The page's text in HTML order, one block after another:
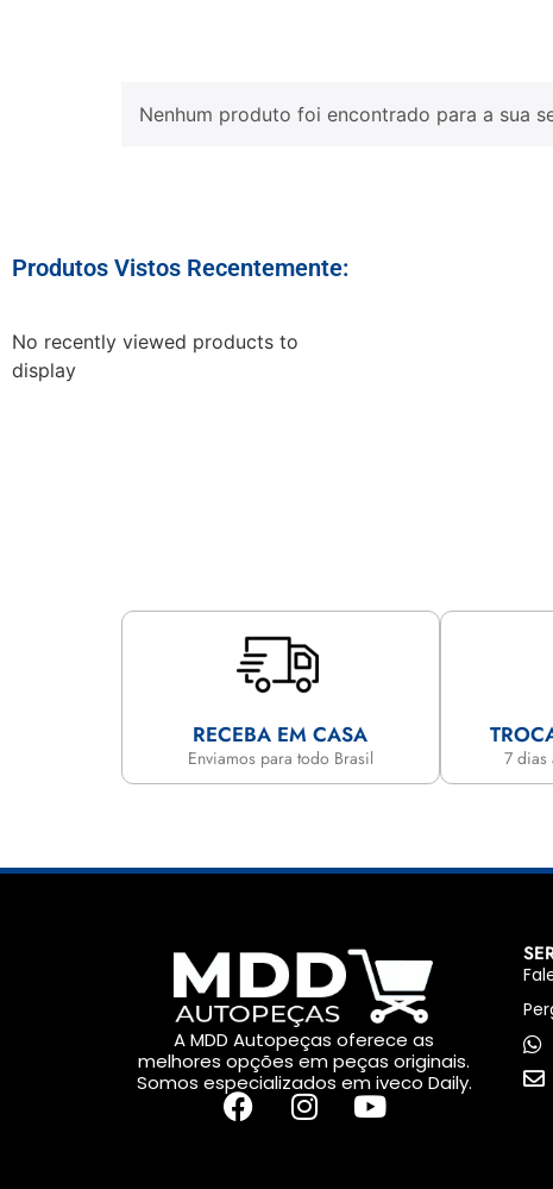
Nenhum produto foi encontrado para a sua
Produtos Vistos Recentemente:
No recently viewed products to
display
RECEBA EM CASA
Enviamos para todo Brasil 7 dias
A MDD Autopeças oferece as
melhores opções em peças originais.
Somos especializados em iveco Daily.